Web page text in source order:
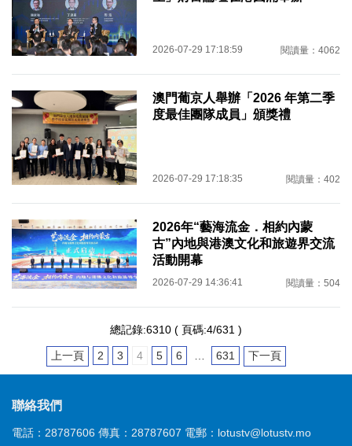
2026-07-29 17:18:59 閱讀量：4062
澳門葡京人舉辦「2026 年第二季
度最佳團隊成員」頒獎禮
2026-07-29 17:18:35 閱讀量：402
2026年“藝海流金．相約內蒙
古”內地與港澳文化和旅遊界交流
活動開幕
2026-07-29 14:36:41 閱讀量：504
總記錄:6310 ( 頁碼:4/631 )
上一頁 2 3 4 5 6 631 下一頁
聯絡我們
電話：28787606 傳真：28787607 電郵：lotustv@lotustv.mo